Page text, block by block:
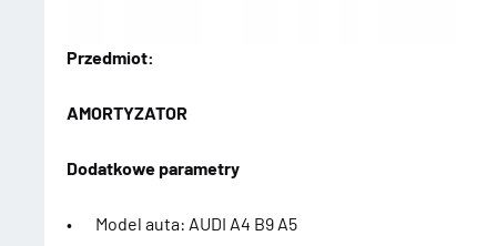
Przedmiot:
AMORTYZATOR
Dodatkowe parametry
• Model auta: AUDI A4 B9 A5